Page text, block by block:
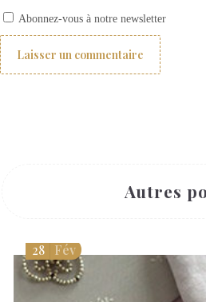
Abonnez-vous à notre newsletter
Autres
28 Fév